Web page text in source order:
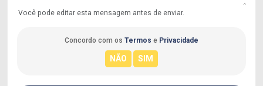
Você pode editar esta mensagem antes de enviar.
Concordo com os Termos e Privacidade